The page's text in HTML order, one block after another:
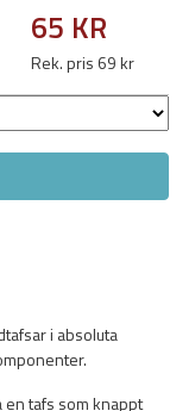
65 KR
Rek. pris 69 kr
i absoluta
en tafs som knappt